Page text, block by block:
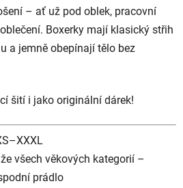
– ať už pod oblek, pracovní
Boxerky mají klasický střih
a jemně obepínají tělo bez
šití i jako originální dárek!
všech věkových kategorií –
prádlo